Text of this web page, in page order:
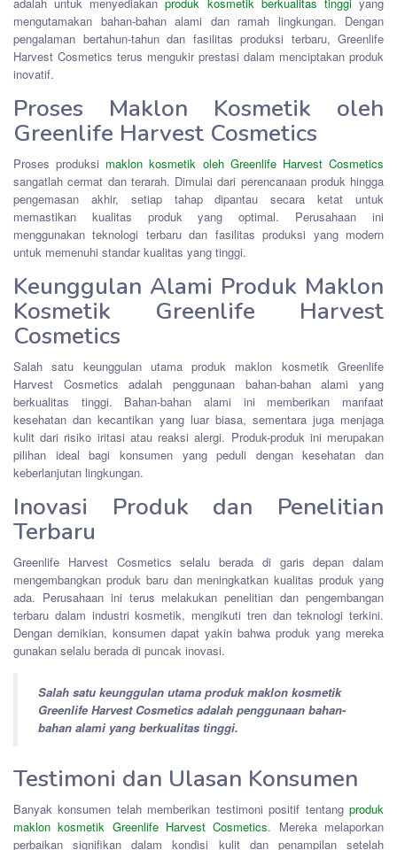
mengutamakan bahan-bahan alami dan ramah lingkungan. Dengan
pengalaman bertahun-tahun dan fasilitas produksi terbaru, Greenlife
Harvest Cosmetics terus mengukir prestasi dalam menciptakan produk
inovatif.
Proses Maklon Kosmetik oleh
Greenlife Harvest Cosmetics
Proses produksi maklon kosmetik oleh Greenlife Harvest Cosmetics
sangatlah cermat dan terarah. Dimulai dari perencanaan produk hingga
pengemasan akhir, setiap tahap dipantau secara ketat untuk
memastikan kualitas produk yang optimal. Perusahaan ini
menggunakan teknologi terbaru dan fasilitas produksi yang modern
untuk memenuhi standar kualitas yang tinggi.
Keunggulan Alami Produk Maklon
Kosmetik Greenlife Harvest
Cosmetics
Salah satu keunggulan utama produk maklon kosmetik Greenlife
Harvest Cosmetics adalah penggunaan bahan-bahan alami yang
berkualitas tinggi. Bahan-bahan alami ini memberikan manfaat
kesehatan dan kecantikan yang luar biasa, sementara juga menjaga
kulit dari risiko iritasi atau reaksi alergi. Produk-produk ini merupakan
pilihan ideal bagi konsumen yang peduli dengan kesehatan dan
keberlanjutan lingkungan.
Inovasi Produk dan Penelitian
Terbaru
Greenlife Harvest Cosmetics selalu berada di garis depan dalam
mengembangkan produk baru dan meningkatkan kualitas produk yang
ada. Perusahaan ini terus melakukan penelitian dan pengembangan
terbaru dalam industri kosmetik, mengikuti tren dan teknologi terkini.
Dengan demikian, konsumen dapat yakin bahwa produk yang mereka
gunakan selalu berada di puncak inovasi.
Salah satu keunggulan utama produk maklon kosmetik
Greenlife Harvest Cosmetics adalah penggunaan bahan-
bahan alami yang berkualitas tinggi.
Testimoni dan Ulasan Konsumen
Banyak konsumen telah memberikan testimoni positif tentang produk
maklon kosmetik Greenlife Harvest Cosmetics. Mereka melaporkan
perbaikan signifikan dalam kondisi kulit dan penampilan setelah